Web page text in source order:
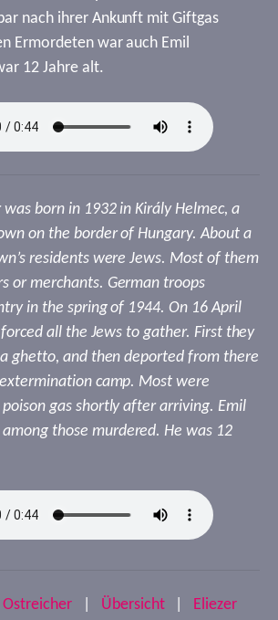
nach ihrer Ankunft mit Giftgas
Ermordeten war auch Emil
12 Jahre alt.
was born in 1932 in Király Helmec, a
on the border of Hungary. About a
residents were Jews. Most of them
or merchants. German troops
in the spring of 1944. On 16 April
forced all the Jews to gather. First they
ghetto, and then deported from there
camp. Most were
gas shortly after arriving. Emil
those murdered. He was 12
Übersicht
Eliezer